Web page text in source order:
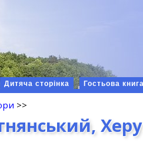
Дитяча сторінка Гостьова книга
>>